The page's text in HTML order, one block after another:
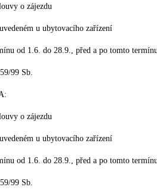
o zájezdu
u ubytovacího zařízení
od 1.6. do 28.9., před a po tomto
99 Sb.
o zájezdu
u ubytovacího zařízení
od 1.6. do 28.9., před a po tomto
99 Sb.